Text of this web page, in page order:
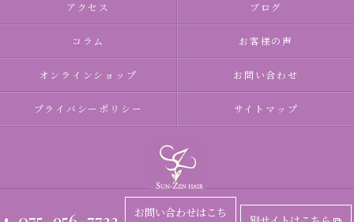
お問い合わせはこち
アクセス ブログ
コラム お客様の声
オンラインショップ お問い合わせ
プライバシーポリシー サイトマップ